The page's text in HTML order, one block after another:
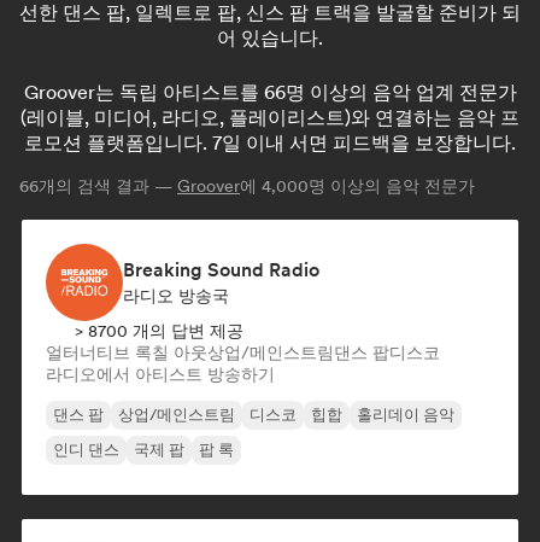
선한 댄스 팝, 일렉트로 팝, 신스 팝 트랙을 발굴할 준비가 되
어 있습니다.
Groover는 독립 아티스트를 66명 이상의 음악 업계 전문가
(레이블, 미디어, 라디오, 플레이리스트)와 연결하는 음악 프
로모션 플랫폼입니다. 7일 이내 서면 피드백을 보장합니다.
66개의 검색 결과 — Groover에 4,000명 이상의 음악 전문가
Breaking Sound Radio
라디오 방송국
> 8700 개의 답변 제공
얼터너티브 록칠 아웃상업/메인스트림댄스 팝디스코
라디오에서 아티스트 방송하기
댄스 팝 상업/메인스트림 디스코 힙합
홀리데이 음악
인디 댄스
국제 팝 팝 록